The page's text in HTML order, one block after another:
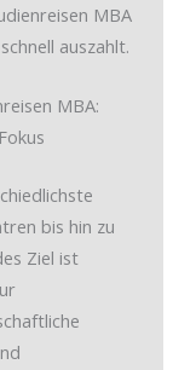
MBA
auszahlt.
MBA:
bis hin zu
Ziel ist